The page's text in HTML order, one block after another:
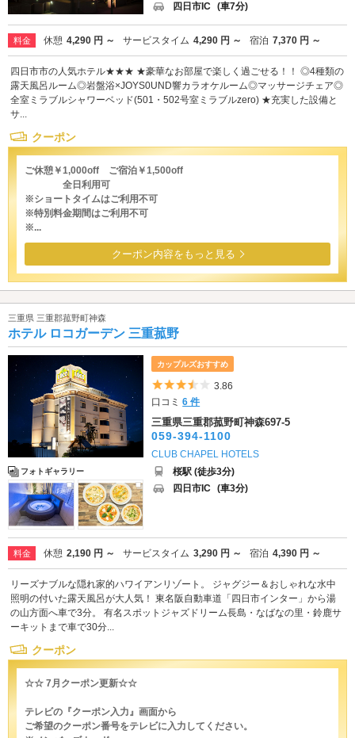
四日市IC (車7分)
料金 休憩 4,290 円 ～ サービスタイム 4,290 円 ～ 宿泊 7,370 円 ～
四日市市の人気ホテル★★★ ★豪華なお部屋で楽しく過ごせる！！ ◎4種類の
露天風呂ルーム◎岩盤浴×JOYS0UND響カラオケルーム◎マッサージチェア◎
全室ミラブルシャワーベッド(501・502号室ミラブルzero) ★充実した設備と
サ...
クーポン
ご休憩￥1,000off ご宿泊￥1,500off
全日利用可
※ショートタイムはご利用不可
※特別料金期間はご利用不可
※...
クーポン内容をもっと見る
三重県 三重郡菰野町神森
ホテル ロコガーデン 三重菰野
フォトギャラリー
カップルズおすすめ
5つ星のうち3.5
3.86
口コミ6 件
三重県三重郡菰野町神森697-5
059-394-1100
CLUB CHAPEL HOTELS
桜駅 (徒歩3分)
四日市IC (車3分)
料金 休憩 2,190 円 ～ サービスタイム 3,290 円 ～ 宿泊 4,390 円 ～
リーズナブルな隠れ家的ハワイアンリゾート。 ジャグジー＆おしゃれな水中
照明の付いた露天風呂が大人気！ 東名阪自動車道「四日市インター」から湯
の山方面へ車で3分。 有名スポットジャズドリーム長島・なばなの里・鈴鹿サ
ーキットまで車で30分...
クーポン
☆☆ 7月クーポン更新☆☆
テレビの『クーポン入力』画面から
ご希望のクーポン番号をテレビに入力してください。